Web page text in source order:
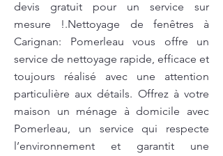
devis gratuit pour un service sur
mesure !.Nettoyage de fenêtres à
Carignan: Pomerleau vous offre un
service de nettoyage rapide, efficace et
toujours réalisé avec une attention
particulière aux détails. Offrez à votre
maison un ménage à domicile avec
Pomerleau, un service qui respecte
l’environnement et garantit une